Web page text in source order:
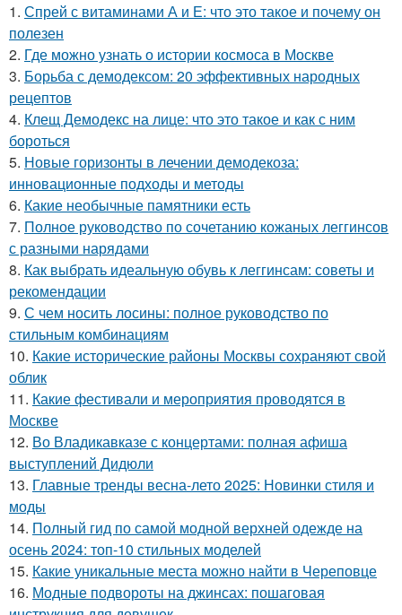
1. Спрей с витаминами А и Е: что это такое и почему он
полезен
2. Где можно узнать о истории космоса в Москве
3. Борьба с демодексом: 20 эффективных народных
рецептов
4. Клещ Демодекс на лице: что это такое и как с ним
бороться
5. Новые горизонты в лечении демодекоза:
инновационные подходы и методы
6. Какие необычные памятники есть
7. Полное руководство по сочетанию кожаных леггинсов
с разными нарядами
8. Как выбрать идеальную обувь к леггинсам: советы и
рекомендации
9. С чем носить лосины: полное руководство по
стильным комбинациям
10. Какие исторические районы Москвы сохраняют свой
облик
11. Какие фестивали и мероприятия проводятся в
Москве
12. Во Владикавказе с концертами: полная афиша
выступлений Дидюли
13. Главные тренды весна-лето 2025: Новинки стиля и
моды
14. Полный гид по самой модной верхней одежде на
осень 2024: топ-10 стильных моделей
15. Какие уникальные места можно найти в Череповце
16. Модные подвороты на джинсах: пошаговая